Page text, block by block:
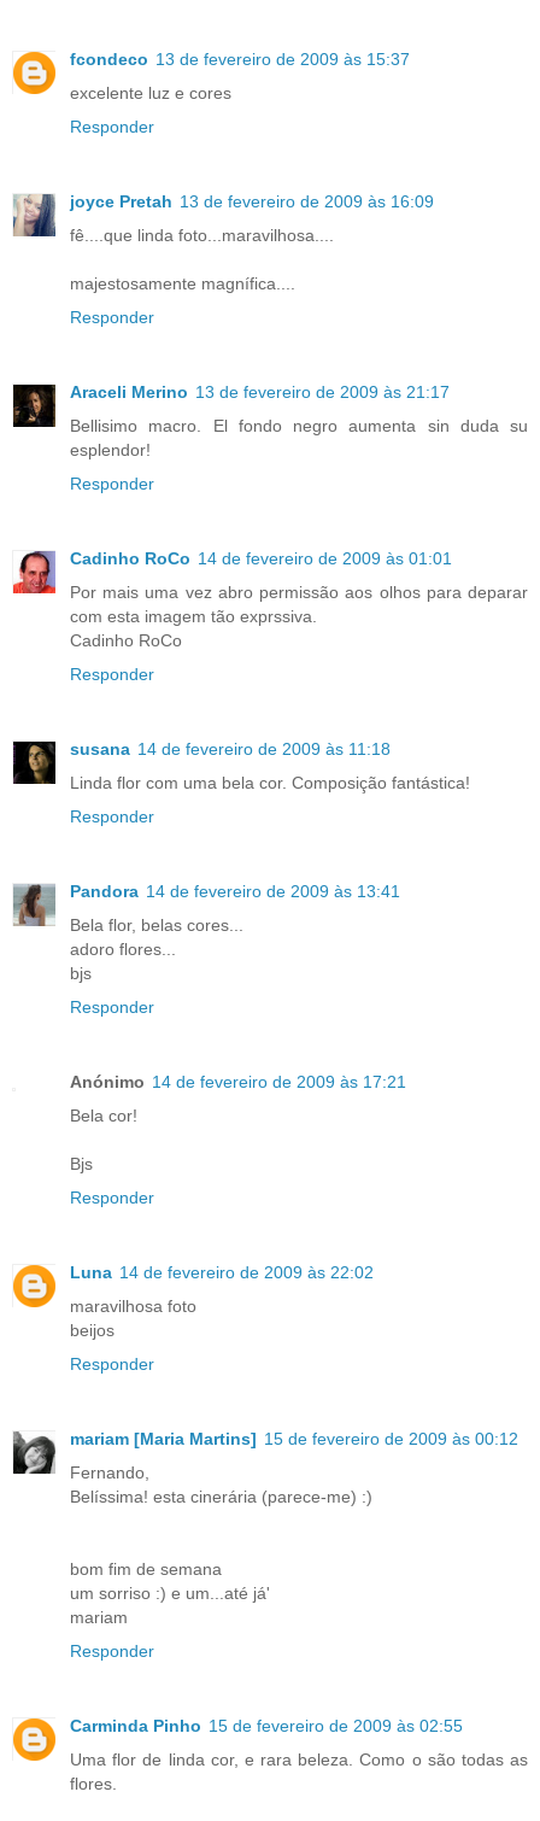
fcondeco 13 de fevereiro de 2009 às 15:37
excelente luz e cores
Responder
joyce Pretah 13 de fevereiro de 2009 às 16:09
fê....que linda foto...maravilhosa....
majestosamente magnífica....
Responder
Araceli Merino 13 de fevereiro de 2009 às 21:17
Bellisimo macro. El fondo negro aumenta sin duda su
esplendor!
Responder
Cadinho RoCo 14 de fevereiro de 2009 às 01:01
Por mais uma vez abro permissão aos olhos para deparar
com esta imagem tão exprssiva.
Cadinho RoCo
Responder
susana 14 de fevereiro de 2009 às 11:18
Linda flor com uma bela cor. Composição fantástica!
Responder
Pandora 14 de fevereiro de 2009 às 13:41
Bela flor, belas cores...
adoro flores...
bjs
Responder
Anónimo 14 de fevereiro de 2009 às 17:21
Bela cor!
Bjs
Responder
Luna 14 de fevereiro de 2009 às 22:02
maravilhosa foto
beijos
Responder
mariam [Maria Martins] 15 de fevereiro de 2009 às 00:12
Fernando,
Belíssima! esta cinerária (parece-me) :)
bom fim de semana
um sorriso :) e um...até já'
mariam
Responder
Carminda Pinho 15 de fevereiro de 2009 às 02:55
Uma flor de linda cor, e rara beleza. Como o são todas as
flores.